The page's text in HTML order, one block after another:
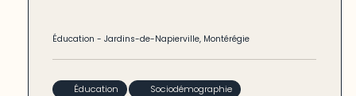
Éducation -Jardins-de-Napierville, Montérégie
Éducation Sociodémographie